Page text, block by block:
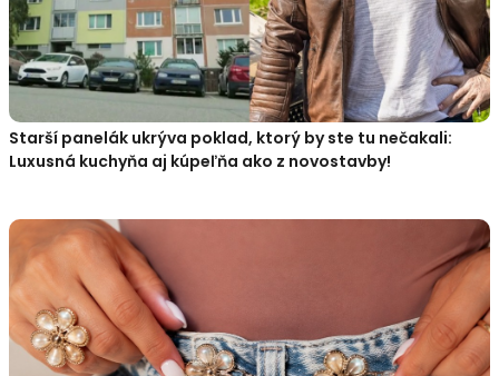
Starší panelák ukrýva poklad, ktorý by ste tu nečakali:
Luxusná kuchyňa aj kúpeľňa ako z novostavby!